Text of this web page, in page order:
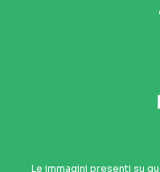
Le immagini presenti su